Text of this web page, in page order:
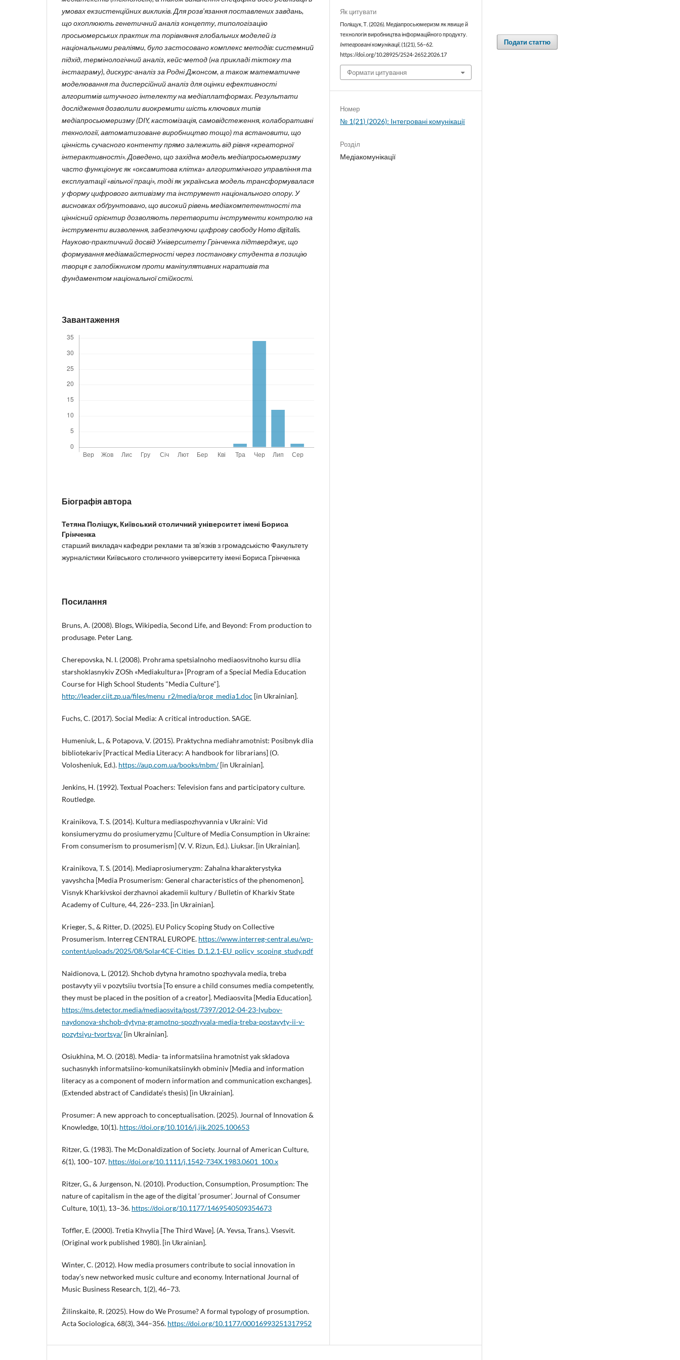
умовах екзистенційних викликів. Для розв’язання поставлених завдань,
що охоплюють генетичний аналіз концепту, типологізацію
просьюмерських практик та порівняння глобальних моделей із
національними реаліями, було застосовано комплекс методів: системний
підхід, термінологічний аналіз, кейс-метод (на прикладі тіктоку та
інстаграму), дискурс-аналіз за Родні Джонсом, а також математичне
моделювання та дисперсійний аналіз для оцінки ефективності
алгоритмів штучного інтелекту на медіаплатформах. Результати
дослідження дозволили виокремити шість ключових типів
медіапросьюмеризму (DIY, кастомізація, самовідстеження, колаборативні
технології, автоматизоване виробництво тощо) та встановити, що
цінність сучасного контенту прямо залежить від рівня «креаторної
інтерактивності». Доведено, що західна модель медіапросьюмеризму
часто функціонує як «оксамитова клітка» алгоритмічного управління та
експлуатації «вільної праці», тоді як українська модель трансформувалася
у форму цифрового активізму та інструмент національного опору. У
висновках обґрунтовано, що високий рівень медіакомпетентності та
ціннісний орієнтир дозволяють перетворити інструменти контролю на
інструменти визволення, забезпечуючи цифрову свободу Homo digitalis.
Науково-практичний досвід Університету Грінченка підтверджує, що
формування медіамайстерності через постановку студента в позицію
творця є запобіжником проти маніпулятивних наративів та
фундаментом національної стійкості.
Завантаження
Біографія автора
Тетяна Поліщук, Київський столичний університет імені Бориса
Грінченка
старший викладач кафедри реклами та зв’язків з громадськістю Факультету
журналістики Київського столичного університету імені Бориса Грінченка
Посилання
Bruns, A. (2008). Blogs, Wikipedia, Second Life, and Beyond: From production to
produsage. Peter Lang.
Cherepovska, N. I. (2008). Prohrama spetsialnoho mediaosvitnoho kursu dlia
starshoklasnykiv ZOSh «Mediakultura» [Program of a Special Media Education
Course for High School Students "Media Culture"].
http://leader.ciit.zp.ua/files/menu_r2/media/prog_media1.doc [in Ukrainian].
Fuchs, C. (2017). Social Media: A critical introduction. SAGE.
Humeniuk, L., & Potapova, V. (2015). Praktychna mediahramotnist: Posibnyk dlia
bibliotekariv [Practical Media Literacy: A handbook for librarians] (O.
Volosheniuk, Ed.). https://aup.com.ua/books/mbm/[in Ukrainian].
Jenkins, H. (1992). Textual Poachers: Television fans and participatory culture.
Routledge.
Krainikova, T. S. (2014). Kultura mediaspozhyvannia v Ukraini: Vid
konsiumeryzmu do prosiumeryzmu [Culture of Media Consumption in Ukraine:
From consumerism to prosumerism] (V. V. Rizun, Ed.). Liuksar. [in Ukrainian].
Krainikova, T. S. (2014). Mediaprosiumeryzm: Zahalna kharakterystyka
yavyshcha [Media Prosumerism: General characteristics of the phenomenon].
Visnyk Kharkivskoi derzhavnoi akademii kultury / Bulletin of Kharkiv State
Academy of Culture, 44, 226–233. [in Ukrainian].
Krieger, S., & Ritter, D. (2025). EU Policy Scoping Study on Collective
Prosumerism. Interreg CENTRAL EUROPE. https://www.interreg-central.eu/wp-
content/uploads/2025/08/Solar4CE-Cities_D.1.2.1-EU_policy_scoping_study.pdf
Naidionova, L. (2012). Shchob dytyna hramotno spozhyvala media, treba
postavyty yii v pozytsiiu tvortsia [To ensure a child consumes media competently,
they must be placed in the position of a creator]. Mediaosvita [Media Education].
https://ms.detector.media/mediaosvita/post/7397/2012-04-23-lyubov-
naydonova-shchob-dytyna-gramotno-spozhyvala-media-treba-postavyty-ii-v-
pozytsiyu-tvortsya/[in Ukrainian].
Osiukhina, M. O. (2018). Media- ta informatsiina hramotnist yak skladova
suchasnykh informatsiino-komunikatsiinykh obminiv [Media and information
literacy as a component of modern information and communication exchanges].
(Extended abstract of Candidate’s thesis) [in Ukrainian].
Prosumer: A new approach to conceptualisation. (2025). Journal of Innovation &
Knowledge, 10(1). https://doi.org/10.1016/j.jik.2025.100653
Ritzer, G. (1983). The McDonaldization of Society. Journal of American Culture,
6(1), 100–107. https://doi.org/10.1111/j.1542-734X.1983.0601_100.x
Ritzer, G., & Jurgenson, N. (2010). Production, Consumption, Prosumption: The
nature of capitalism in the age of the digital ‘prosumer’. Journal of Consumer
Culture, 10(1), 13–36. https://doi.org/10.1177/1469540509354673
Toffler, E. (2000). Tretia Khvylia [The Third Wave]. (A. Yevsa, Trans.). Vsesvit.
(Original work published 1980). [in Ukrainian].
Winter, C. (2012). How media prosumers contribute to social innovation in
today’s new networked music culture and economy. International Journal of
Music Business Research, 1(2), 46–73.
Žilinskaitė, R. (2025). How do We Prosume? A formal typology of prosumption.
Acta Sociologica, 68(3), 344–356. https://doi.org/10.1177/00016993251317952
Як цитувати
Поліщук, Т. (2026). Медіапросьюмеризм як явище й
технологія виробництва інформаційного продукту.
Інтегровані комунікації, (1(21), 56–62.
https://doi.org/10.28925/2524-2652.2026.17
Формати цитування
Номер
№ 1(21) (2026): Інтегровані комунікації
Розділ
Медіакомунікації
Подати статтю